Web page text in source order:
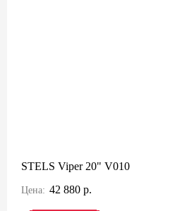
STELS Viper 20" V010
Цена: 42 880 р.